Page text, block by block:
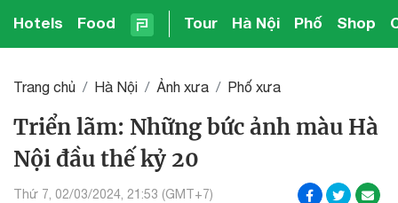
Hotels Food Tour Hà Nội Phố Shop
Trang chủ Hà Nội Ảnh xưa Phố xưa
Triển lãm: Những bức ảnh màu Hà
Nội đầu thế kỷ 20
Thứ 7, 02/03/2024, 21:53 (GMT+7)